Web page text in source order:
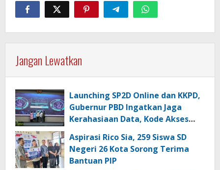
Jangan Lewatkan
Launching SP2D Online dan KKPD,
Gubernur PBD Ingatkan Jaga
Kerahasiaan Data, Kode Akses
Aspirasi Rico Sia, 259 Siswa SD
Negeri 26 Kota Sorong Terima
Bantuan PIP